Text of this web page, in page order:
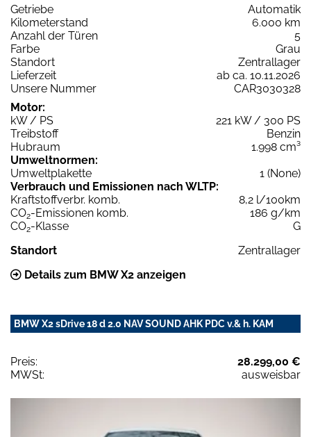
Getriebe
Automatik
Kilometerstand
6.000 km
Anzahl der Türen
5
Farbe
Grau
Standort
Zentrallager
Lieferzeit
ab ca. 10.11.2026
Unsere Nummer
CAR3030328
Motor:
kW / PS
221 kW / 300 PS
Treibstoff
Benzin
Hubraum
1.998 cm³
Umweltnormen:
Umweltplakette
1 (None)
Verbrauch und Emissionen nach WLTP:
Kraftstoffverbr. komb.
8,2 l/100km
CO2-Emissionen komb.
186 g/km
CO2-Klasse
G
Standort
Zentrallager
Details zum BMW X2 anzeigen
BMW X2 sDrive 18 d 2.0 NAV SOUND AHK PDC v.& h. KAM
Preis:
28.299,00 €
MWSt:
ausweisbar